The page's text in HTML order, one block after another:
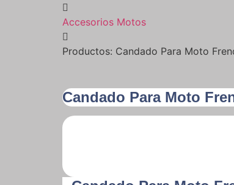
Accesorios Motos
Productos: Candado Para Moto
Candado Para Moto